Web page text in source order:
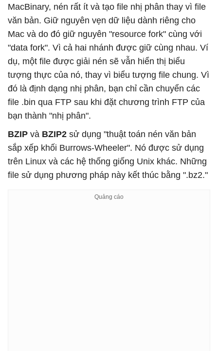
MacBinary, nén rất ít và tạo file nhị phân thay vì file
văn bản. Giữ nguyên vẹn dữ liệu dành riêng cho
Mac và do đó giữ nguyên "resource fork" cùng với
"data fork". Vì cả hai nhánh được giữ cùng nhau. Ví
dụ, một file được giải nén sẽ vẫn hiển thị biểu
tượng thực của nó, thay vì biểu tượng file chung. Vì
đó là định dạng nhị phân, bạn chỉ cần chuyển các
file .bin qua FTP sau khi đặt chương trình FTP của
bạn thành "nhị phân".
BZIP và BZIP2 sử dụng "thuật toán nén văn bản
sắp xếp khối Burrows-Wheeler". Nó được sử dụng
trên Linux và các hệ thống giống Unix khác. Những
file sử dụng phương pháp này kết thúc bằng ".bz2."